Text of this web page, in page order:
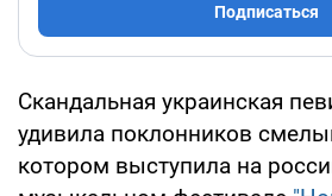
Подписаться
Скандальная украинская
удивила поклонников
котором выступила на